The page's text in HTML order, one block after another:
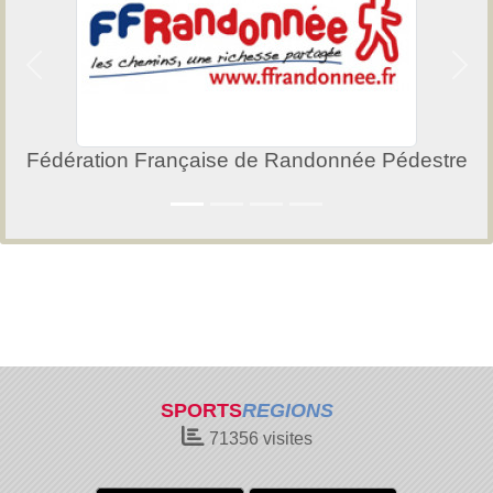
Fédération Française de Randonnée Pédestre
Précedent
SPORTSREGIONS
71356visites